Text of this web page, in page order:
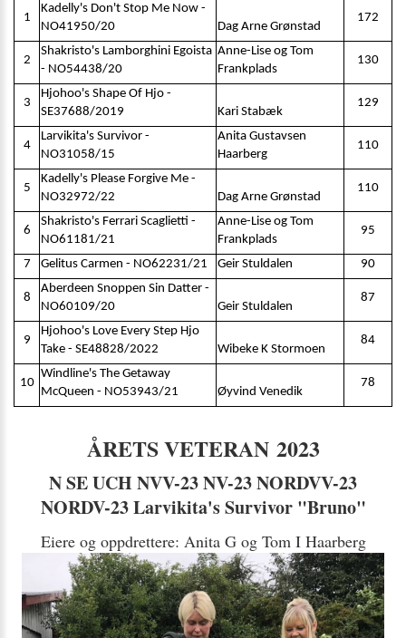
1
Kadelly's Don't Stop Me Now -
NO41950/20
Dag Arne Grønstad
172
2
Shakristo's Lamborghini Egoista
- NO54438/20
Anne-Lise og Tom
Frankplads
130
3
Hjohoo's Shape Of Hjo -
SE37688/2019
Kari Stabæk
129
4
Larvikita's Survivor -
NO31058/15
Anita Gustavsen
Haarberg
110
5
Kadelly's Please Forgive Me -
NO32972/22
Dag Arne Grønstad
110
6
Shakristo's Ferrari Scaglietti -
NO61181/21
Anne-Lise og Tom
Frankplads
95
7 Gelitus Carmen - NO62231/21 Geir Stuldalen 90
8
Aberdeen Snoppen Sin Datter -
NO60109/20
Geir Stuldalen
87
9
Hjohoo's Love Every Step Hjo
Take - SE48828/2022
Wibeke K Stormoen
84
10
Windline's The Getaway
McQueen - NO53943/21
Øyvind Venedik
78
ÅRETS VETERAN 2023
N SE UCH NVV-23 NV-23 NORDVV-23
NORDV-23 Larvikita's Survivor "Bruno"
Eiere og oppdrettere: Anita G og Tom I Haarberg